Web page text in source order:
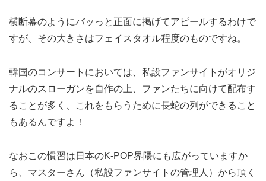
横断幕のようにバッっと正面に掲げてアピールするわけで
すが、その大きさはフェイスタオル程度のものですね。
韓国のコンサートにおいては、私設ファンサイトがオリジ
ナルのスローガンを自作の上、ファンたちに向けて配布す
ることが多く、これをもらうために長蛇の列ができること
もあるんですよ！
なおこの慣習は日本のK-POP界隈にも広がっていますか
ら、マスターさん（私設ファンサイトの管理人）から頂く